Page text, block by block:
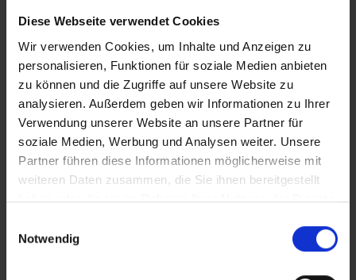
Diese Webseite verwendet Cookies
Wir verwenden Cookies, um Inhalte und Anzeigen zu
personalisieren, Funktionen für soziale Medien anbieten
zu können und die Zugriffe auf unsere Website zu
analysieren. Außerdem geben wir Informationen zu Ihrer
Verwendung unserer Website an unsere Partner für
soziale Medien, Werbung und Analysen weiter. Unsere
Partner führen diese Informationen möglicherweise mit
weiteren Daten zusammen, die Sie ihnen bereitgestellt
haben oder die sie im Rahmen Ihrer Nutzung der Dienste
Notwendig
Erkunde beliebte Produktwelten